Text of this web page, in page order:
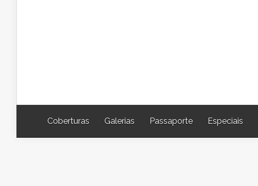
Coberturas Galerias Passaporte Especiais